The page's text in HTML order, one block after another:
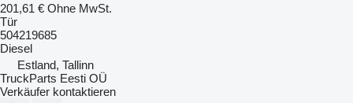
201,61 € Ohne MwSt.
Tür
504219685
Diesel
Estland, Tallinn
TruckParts Eesti OÜ
Verkäufer kontaktieren